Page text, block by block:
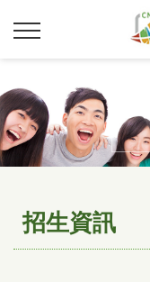
招生資訊